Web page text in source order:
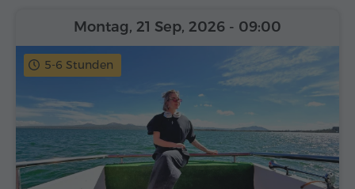
5-6 Stunden
Montag, 21 Sep, 2026 - 09:00